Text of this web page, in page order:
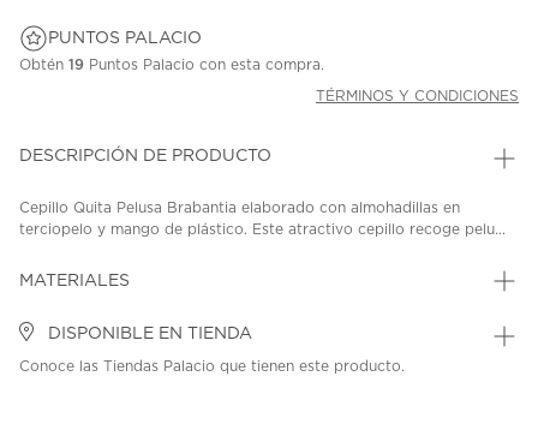
PUNTOS PALACIO
Obtén 19 Puntos Palacio con esta compra.
TÉRMINOS Y CONDICIONES
DESCRIPCIÓN DE PRODUCTO
Cepillo Quita Pelusa Brabantia elaborado con almohadillas en
terciopelo y mango de plástico. Este atractivo cepillo recoge pelu...
MATERIALES
DISPONIBLE EN TIENDA
Conoce las Tiendas Palacio que tienen este producto.